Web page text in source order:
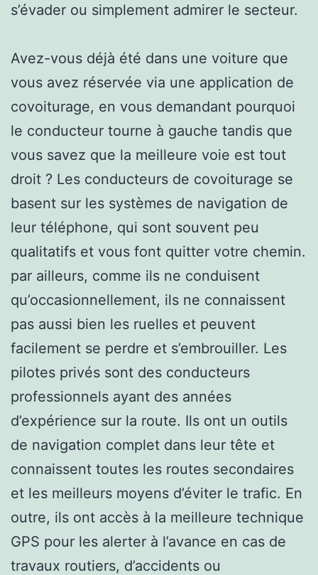
s’évader ou simplement admirer le secteur.
Avez-vous déjà été dans une voiture que
vous avez réservée via une application de
covoiturage, en vous demandant pourquoi
le conducteur tourne à gauche tandis que
vous savez que la meilleure voie est tout
droit ? Les conducteurs de covoiturage se
basent sur les systèmes de navigation de
leur téléphone, qui sont souvent peu
qualitatifs et vous font quitter votre chemin.
par ailleurs, comme ils ne conduisent
qu’occasionnellement, ils ne connaissent
pas aussi bien les ruelles et peuvent
facilement se perdre et s’embrouiller. Les
pilotes privés sont des conducteurs
professionnels ayant des années
d’expérience sur la route. Ils ont un outils
de navigation complet dans leur tête et
connaissent toutes les routes secondaires
et les meilleurs moyens d’éviter le trafic. En
outre, ils ont accès à la meilleure technique
GPS pour les alerter à l’avance en cas de
travaux routiers, d’accidents ou